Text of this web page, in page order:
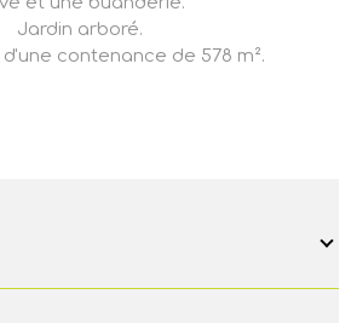
Jardin arboré.
contenance de 578 m².